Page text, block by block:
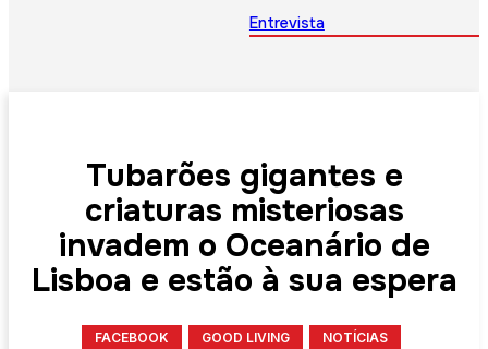
Entrevista
Tubarões gigantes e
criaturas misteriosas
invadem o Oceanário de
Lisboa e estão à sua espera
FACEBOOK GOOD LIVING NOTÍCIAS